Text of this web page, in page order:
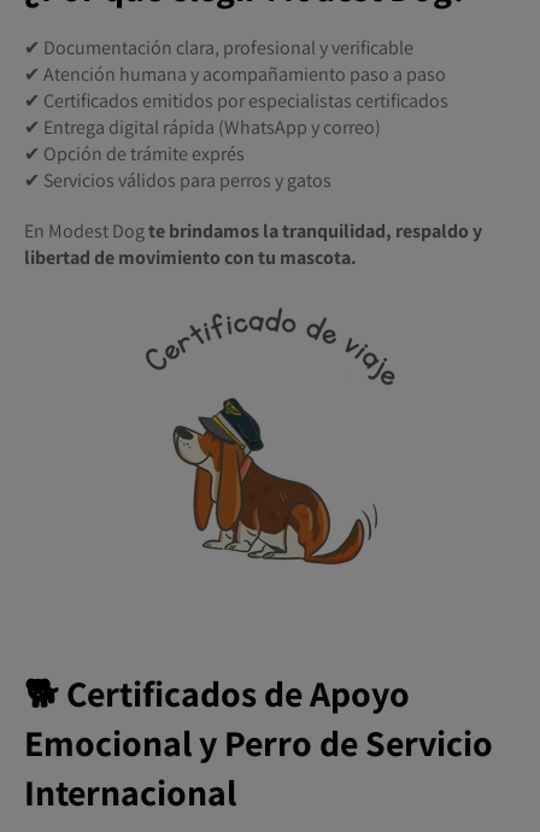
✔ Documentación clara, profesional y verificable
✔ Atención humana y acompañamiento paso a paso
✔ Certificados emitidos por especialistas certificados
✔ Entrega digital rápida (WhatsApp y correo)
✔ Opción de trámite exprés
✔ Servicios válidos para perros y gatos
En Modest Dogte brindamos la tranquilidad, respaldo y
libertad de movimiento con tu mascota.
🐕 Certificados de Apoyo
Emocional y Perro de Servicio
Internacional